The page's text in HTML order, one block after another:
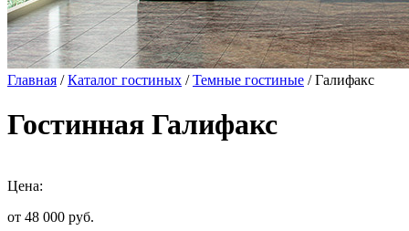
Главная /Каталог гостиных /Темные гостиные / Галифакс
Гостинная Галифакс
Цена:
от 48 000 руб.